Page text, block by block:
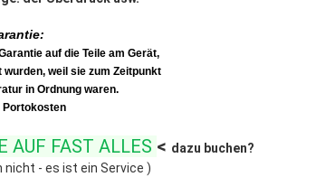
auf die Teile am Gerät,
weil sie zum Zeitpunkt
in Ordnung waren.
Portokosten
AUF FAST ALLES < dazu buchen?
nicht - es ist ein Service )